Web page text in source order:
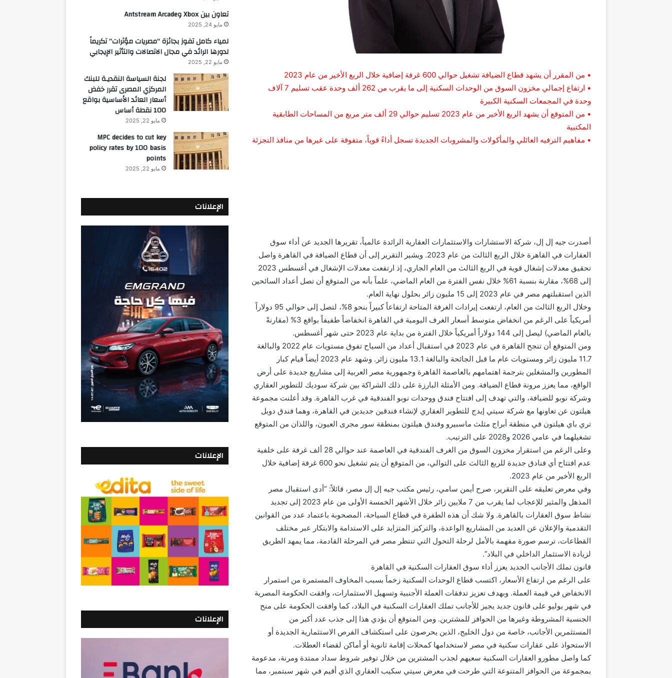
• من المقرر أن يشهد قطاع الضيافة تشغيل حوالي 600 غرفة إضافية خلال الربع الأخير من عام 2023
• ارتفاع إجمالي مخزون السوق من الوحدات السكنية إلى ما يقرب من 262 ألف وحدة عقب تسليم 7 آلاف
وحدة في المجمعات السكنية الكبيرة
• من المتوقع أن يشهد الربع الأخير من عام 2023 تسليم حوالي 29 ألف متر مربع من المساحات الطابقية
المكتبية
• مفاهيم الترفيه العائلي والمأكولات والمشروبات الجديدة تسجل أداءً قوياً، متفوقة على غيرها من منافذ التجزئة
أصدرت جيه إل إل، شركة الاستشارات والاستثمارات العقارية الرائدة عالمياً، تقريرها الجديد عن أداء سوق
العقارات في القاهرة خلال الربع الثالث من عام 2023. ويشير التقرير إلى أن قطاع الضيافة في القاهرة واصل
تحقيق معدلات إشغال قوية في الربع الثالث من العام الجاري، إذ ارتفعت معدلات الإشغال في أغسطس 2023
إلى 68%، مقارنة بنسبة 61% خلال نفس الفترة من العام الماضي، علماً بأنه من المتوقع أن تصل أعداد السائحين
الذين استقبلتهم مصر في عام 2023 إلى 15 مليون زائر بحلول نهاية العام.
وخلال الربع الثالث من العام، ارتفعت إيرادات الغرفة المتاحة ارتفاعاً كبيراً بنحو 8%، لتصل إلى حوالي 95 دولاراً
أمريكياً على الرغم من انخفاض متوسط أسعار الغرف اليومية في القاهرة انخفاضاً طفيفاً بواقع 3% (مقارنةً
بالعام الماضي) ليصل إلى 144 دولاراً أمريكياً خلال الفترة من بداية عام 2023 حتى شهر أغسطس.
ومن المتوقع أن تنجح القاهرة في عام 2023 في استقبال أعداد من السياح تفوق مستويات عام 2022 والبالغة
11.7 مليون زائر ومستويات عام ما قبل الجائحة والبالغة 13.1 مليون زائر. وشهد عام 2023 أيضاً قيام كبار
المطورين والمشغلين بترجمة اهتمامهم بالعاصمة القاهرة وجمهورية مصر العربية إلى مشاريع جديدة على أرض
الواقع، مما يعزز مرونة قطاع الضيافة. ومن الأمثلة البارزة على ذلك الشراكة بين شركة سوديك للتطوير العقاري
وشركة نوبو للضيافة، والتي تهدف إلى افتتاح فندق ووحدات نوبو الفندقية في غرب القاهرة. وقد أعلنت مجموعة
هيلتون عن تعاونها مع شركة سيتي إيدج للتطوير العقاري لإنشاء فندقين جديدين في القاهرة، وهما فندق دوبل
تري باي هيلتون في منطقة أبراج مثلث ماسبيرو وفندق هيلتون بمنطقة سور مجرى العيون، واللذان من المتوقع
تشغيلهما في عامي 2026 و2028 على الترتيب.
وعلى الرغم من استقرار مخزون السوق من الغرف الفندقية في العاصمة عند حوالي 28 ألف غرفة على خلفية
عدم افتتاح أي فنادق جديدة للربع الثالث على التوالي، من المتوقع أن يتم تشغيل نحو 600 غرفة إضافية خلال
الربع الأخير من عام 2023.
وفي معرض تعليقه على التقرير، صرح أيمن سامي، رئيس مكتب جيه إل إل مصر، قائلاً: “أدى استقبال مصر
المذهل والمثير للإعجاب لما يقرب من 7 ملايين زائر خلال الأشهر الخمسة الأولى من عام 2023 إلى تجديد
نشاط سوق العقارات بالقاهرة. ولا شك أن هذه الطفرة في قطاع السياحة، المصحوبة باعتماد عدد من القوانين
التقدمية والإعلان عن العديد من المشاريع الواعدة، والتركيز المتزايد على الاستدامة والابتكار عبر مختلف
القطاعات، ترسم صورة مفهمة بالأمل لرحلة التحول التي تنتظر مصر في المرحلة القادمة، مما يمهد الطريق
لزيادة الاستثمار الداخلي في البلاد”.
قانون تملك الأجانب الجديد يعزز أداء سوق العقارات السكنية في القاهرة
على الرغم من ارتفاع الأسعار، اكتسب قطاع الوحدات السكنية زخماً بسبب المخاوف المستمرة من استمرار
الانخفاض في قيمة العملة. وبهدف تعزيز تدفقات العملة الأجنبية وتسهيل الاستثمارات، وافقت الحكومة المصرية
في شهر يوليو على قانون جديد يجيز للأجانب تملك العقارات السكنية في البلاد، كما وافقت الحكومة على منح
الجنسية المشروطة وغيرها من الحوافز للمشترين. ومن المتوقع أن يؤدي هذا إلى جذب عدد أكبر من
المستثمرين الأجانب، خاصة من دول الخليج، الذين يحرصون على استكشاف الفرص الاستثمارية الجديدة أو
الاستحواذ على عقارات سكنية في مصر لاستخدامها كمحلات إقامة ثانوية أو أماكن لقضاء العطلات.
كما واصل مطورو العقارات السكنية سعيهم لجذب المشترين من خلال توفير شروط سداد ممتدة ومرنة، مدعومة
بمجموعة من الحوافز المتنوعة التي طرحت في معرض سيتي سكيب العقاري الذي أقيم في شهر سبتمبر، مما
تعاون بين Xbox وAntstream Arcade
مايو 24, 2025
لمياء كامل تفوز بجائزة “مصريات مؤثرات” تكريماً
لدورها الرائد في مجال الاتصالات والتأثير الإيجابي
مايو 22, 2025
لجنة السياسة النقديـة للبنك
المركزي المصرى تقرر خفض
أسعار العائد الأساسية بواقع
100 نقطة أساس
مايو 22, 2025
MPC decides to cut key
policy rates by 100 basis
points
مايو 22, 2025
الإعلانات
الإعلانات
الإعلانات